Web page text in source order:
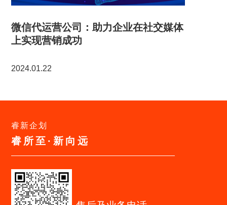
微信代运营公司：助力企业在社交媒体
上实现营销成功
2024.01.22
睿新企划
睿所至·新向远